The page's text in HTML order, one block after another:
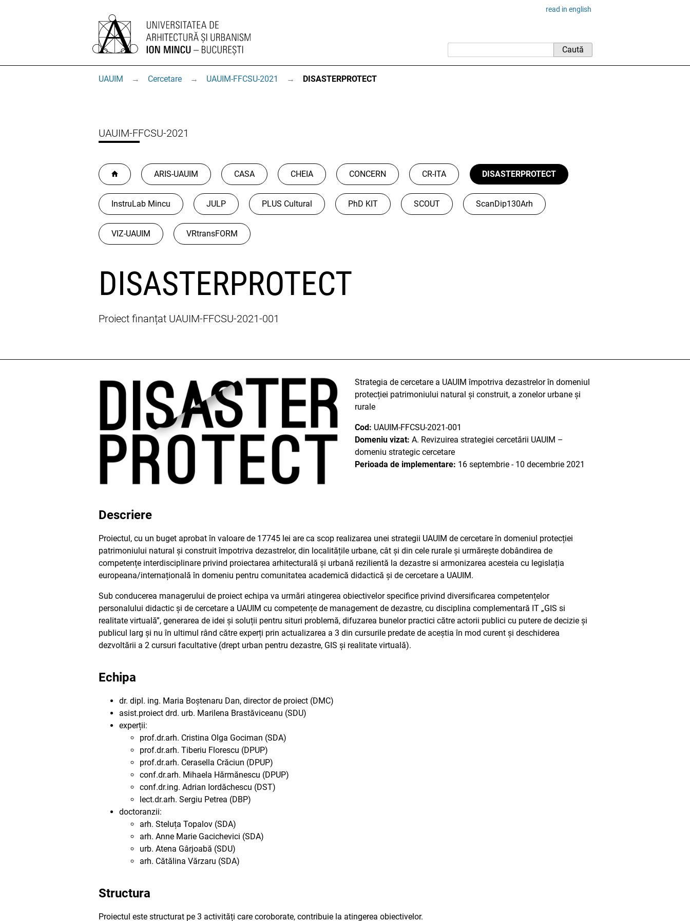
read in english
UAUIM → Cercetare → UAUIM-FFCSU-2021 → DISASTERPROTECT
UAUIM-FFCSU-2021
ARIS-UAUIM CASA CHEIA CONCERN CR-ITA DISASTERPROTECT
InstruLab Mincu JULP PLUS Cultural PhD KIT SCOUT ScanDip130Arh
VIZ-UAUIM VRtransFORM
DISASTERPROTECT
Proiect finanțat UAUIM-FFCSU-2021-001
Strategia de cercetare a UAUIM împotriva dezastrelor în domeniul
protecției patrimoniului natural și construit, a zonelor urbane și
rurale
Cod: UAUIM-FFCSU-2021-001
Domeniu vizat: A. Revizuirea strategiei cercetării UAUIM –
domeniu strategic cercetare
Perioada de implementare: 16 septembrie - 10 decembrie 2021
Descriere
Proiectul, cu un buget aprobat în valoare de 17745 lei are ca scop realizarea unei strategii UAUIM de cercetare în domeniul protecției
patrimoniului natural și construit împotriva dezastrelor, din localitățile urbane, cât și din cele rurale și urmărește dobândirea de
competențe interdisciplinare privind proiectarea arhitecturală și urbană rezilientă la dezastre si armonizarea acesteia cu legislația
europeana/internațională în domeniu pentru comunitatea academică didactică și de cercetare a UAUIM.
Sub conducerea managerului de proiect echipa va urmări atingerea obiectivelor specifice privind diversificarea competențelor
personalului didactic și de cercetare a UAUIM cu competențe de management de dezastre, cu disciplina complementară IT „GIS si
realitate virtuală”, generarea de idei și soluții pentru situri problemă, difuzarea bunelor practici către actorii publici cu putere de decizie și
publicul larg și nu în ultimul rând către experți prin actualizarea a 3 din cursurile predate de aceștia în mod curent și deschiderea
dezvoltării a 2 cursuri facultative (drept urban pentru dezastre, GIS și realitate virtuală).
Echipa
dr. dipl. ing. Maria Boștenaru Dan, director de proiect (DMC)
asist.proiect drd. urb. Marilena Brastăviceanu (SDU)
experții:
prof.dr.arh. Cristina Olga Gociman (SDA)
prof.dr.arh. Tiberiu Florescu (DPUP)
prof.dr.arh. Cerasella Crăciun (DPUP)
conf.dr.arh. Mihaela Hărmănescu (DPUP)
conf.dr.ing. Adrian Iordăchescu (DST)
lect.dr.arh. Sergiu Petrea (DBP)
doctoranzii:
arh. Steluța Topalov (SDA)
arh. Anne Marie Gacichevici (SDA)
urb. Atena Gârjoabă (SDU)
arh. Cătălina Vărzaru (SDA)
Structura
Proiectul este structurat pe 3 activități care coroborate, contribuie la atingerea obiectivelor.